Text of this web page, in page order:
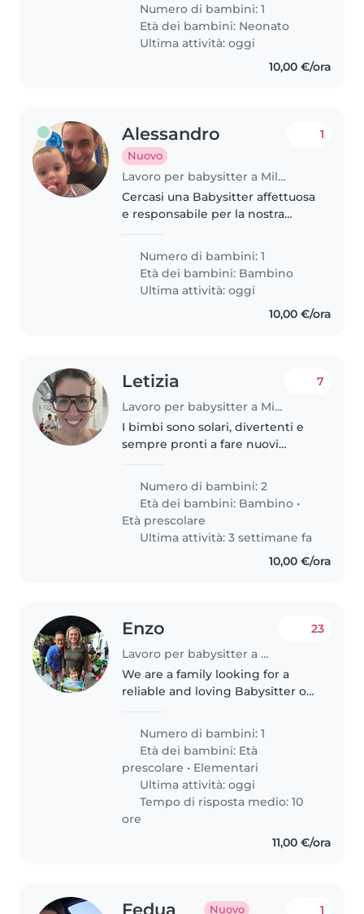
Numero di bambini: 1
Età dei bambini: Neonato
Ultima attività: oggi
10,00 €/ora
Alessandro
Nuovo
Lavoro per babysitter a Milano
1
Cercasi una Babysitter affettuosa
e responsabile per la nostra
sempre allegra e vitale.
Preferiamo una persona che
sappia gestire con dolcezza e
Numero di bambini: 1
Età dei bambini: Bambino
Ultima attività: oggi
10,00 €/ora
Letizia
Lavoro per babysitter a Milano
7
I bimbi sono solari, divertenti e
sempre pronti a fare nuovi
solare e stiamo cercaqndo
qualcuno da "includere" nella
famiglia.
Numero di bambini: 2
Età dei bambini: Bambino •
Età prescolare
Ultima attività: 3 settimane fa
10,00 €/ora
Enzo
Lavoro per babysitter a Milano
23
We are a family looking for a
reliable and loving Babysitter or
daughter. Our little 1 is talkative,
friendly, and affectionate, and
we would love to find..
Numero di bambini: 1
Età dei bambini: Età
prescolare • Elementari
Ultima attività: oggi
Tempo di risposta medio: 10
ore
11,00 €/ora
Fedua Nuovo 1